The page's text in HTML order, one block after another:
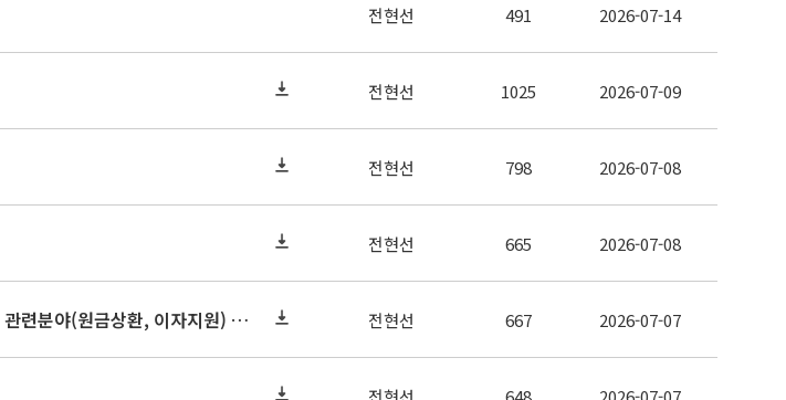
전현선 491 2026-07-14
전현선 1025 2026-07-09
전현선 798 2026-07-08
전현선 665 2026-07-08
세종연구원 2026년도 세종이도인재장학금 디딤돌 장학사업 학자금대출 관련분야(원금상환, 이자지원) 지원 안내 전현선 667 2026-07-07